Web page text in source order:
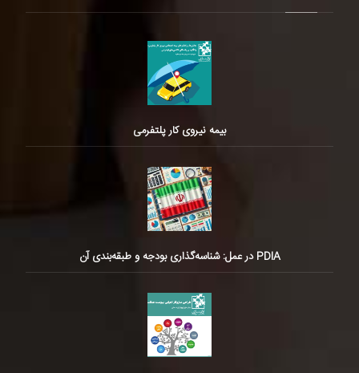
بیمه نیروی کار پلتفرمی
PDIA در عمل: شناسه‌گذاری بودجه و طبقه‌بندی آن